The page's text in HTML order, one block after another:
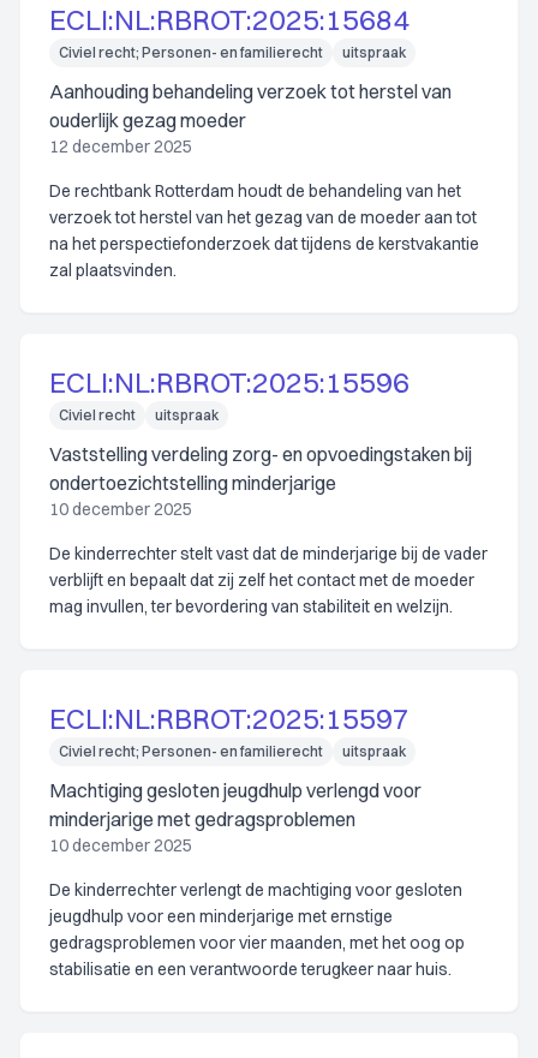
ECLI:NL:RBROT:2025:15684
Civiel recht; Personen- en familierecht uitspraak
Aanhouding behandeling verzoek tot herstel van
ouderlijk gezag moeder
12 december 2025
De rechtbank Rotterdam houdt de behandeling van het
verzoek tot herstel van het gezag van de moeder aan tot
na het perspectiefonderzoek dat tijdens de kerstvakantie
zal plaatsvinden.
ECLI:NL:RBROT:2025:15596
Civiel recht uitspraak
Vaststelling verdeling zorg- en opvoedingstaken bij
ondertoezichtstelling minderjarige
10 december 2025
De kinderrechter stelt vast dat de minderjarige bij de vader
verblijft en bepaalt dat zij zelf het contact met de moeder
mag invullen, ter bevordering van stabiliteit en welzijn.
ECLI:NL:RBROT:2025:15597
Civiel recht; Personen- en familierecht uitspraak
Machtiging gesloten jeugdhulp verlengd voor
minderjarige met gedragsproblemen
10 december 2025
De kinderrechter verlengt de machtiging voor gesloten
jeugdhulp voor een minderjarige met ernstige
gedragsproblemen voor vier maanden, met het oog op
stabilisatie en een verantwoorde terugkeer naar huis.